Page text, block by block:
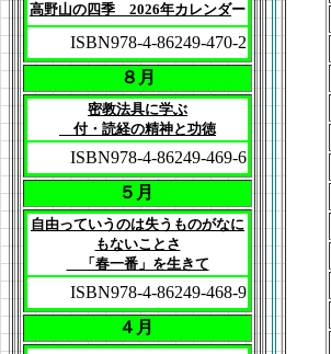
高野山の四季 2026年カレンダー
ISBN978-4-86249-470-2
８月
密教法具に学ぶ
付・読経の精神と功徳
ISBN978-4-86249-469-6
５月
自由っていうのは失うものがなに
もないことさ
「春一番」を生きて
ISBN978-4-86249-468-9
４月